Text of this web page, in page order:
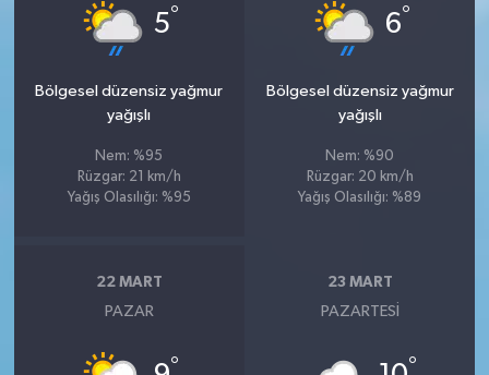
5°
Bölgesel düzensiz yağmur
yağışlı
Nem: %95
Rüzgar: 21 km/h
Yağış Olasılığı: %95
6°
Bölgesel düzensiz yağmur
yağışlı
Nem: %90
Rüzgar: 20 km/h
Yağış Olasılığı: %89
22 MART
PAZAR
°
23 MART
PAZARTESI
°